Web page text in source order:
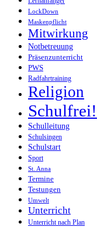
LockDown
Maskenpflicht
Mitwirkung
Notbetreuung
Präsenzunterricht
PWS
Radfahrtraining
Religion
Schulfrei!
Schulleitung
Schulsingen
Schulstart
Sport
St. Anna
Termine
Testungen
Umwelt
Unterricht
Unterricht nach Plan